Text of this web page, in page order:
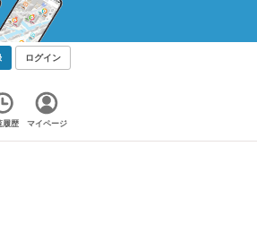
ログイン
履歴 マイページ